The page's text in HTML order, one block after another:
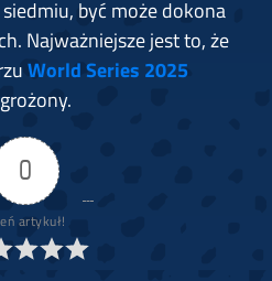
być może dokona
Najważniejsze jest to, że
World Series 2025
0
artykuł!